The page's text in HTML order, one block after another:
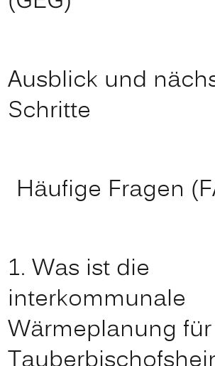
Ausblick und
Schritte
Häufige Fragen
1. Was ist die
interkommunale
Wärmeplanung für